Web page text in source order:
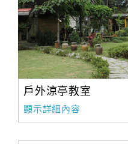
戶外涼亭教室
顯示詳細內容